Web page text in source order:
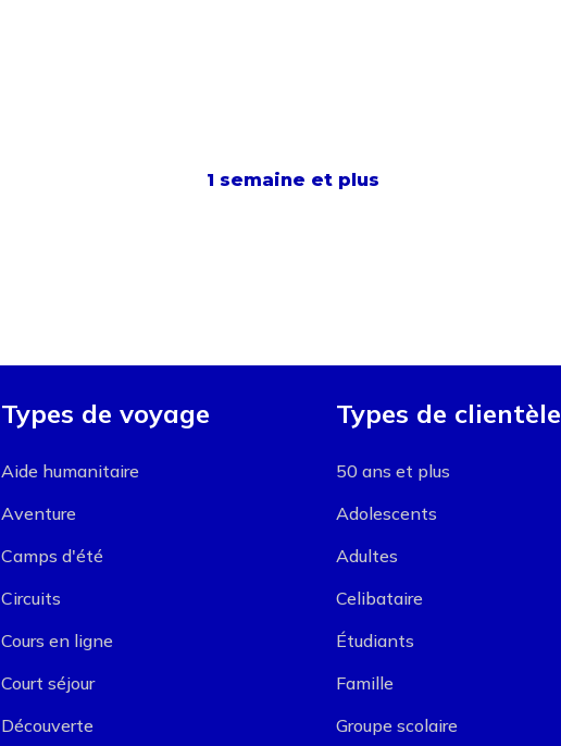
1 semaine et plus
Types de voyage
Aide humanitaire
Aventure
Camps d'été
Circuits
Cours en ligne
Court séjour
Découverte
Types de clientèle
50 ans et plus
Adolescents
Adultes
Celibataire
Étudiants
Famille
Groupe scolaire